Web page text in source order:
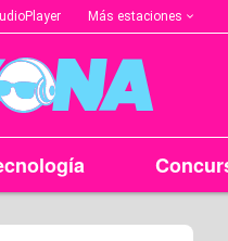
Más estaciones